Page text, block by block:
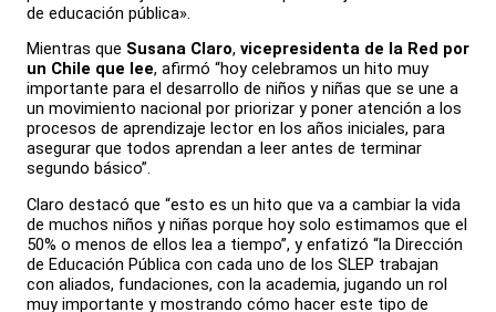
de educación pública».
Mientras que Susana Claro, vicepresidenta de la Red por
un Chile que lee, afirmó “hoy celebramos un hito muy
importante para el desarrollo de niños y niñas que se une a
un movimiento nacional por priorizar y poner atención a los
procesos de aprendizaje lector en los años iniciales, para
asegurar que todos aprendan a leer antes de terminar
segundo básico”.
Claro destacó que “esto es un hito que va a cambiar la vida
de muchos niños y niñas porque hoy solo estimamos que el
50% o menos de ellos lea a tiempo”, y enfatizó “la Dirección
de Educación Pública con cada uno de los SLEP trabajan
con aliados, fundaciones, con la academia, jugando un rol
muy importante y mostrando cómo hacer este tipo de